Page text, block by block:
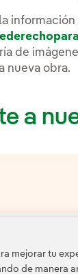
de
nueva obra.
a
por
mejorar tu
de manera